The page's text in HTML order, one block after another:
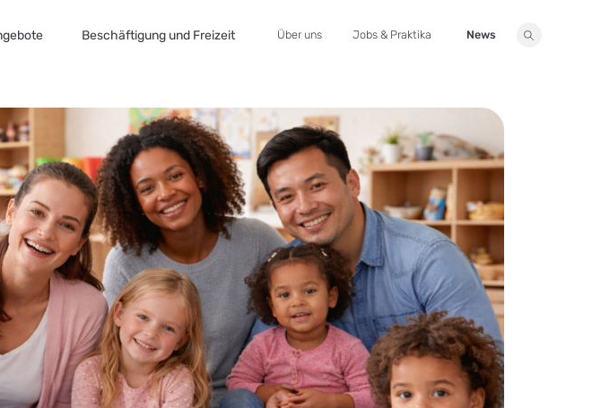
Beschäftigung und Freizeit Über uns Jobs & Praktika News